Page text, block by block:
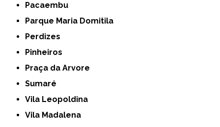
Pacaembu
Parque Maria Domitila
Perdizes
Pinheiros
Praça da Arvore
Sumaré
Vila Leopoldina
Vila Madalena